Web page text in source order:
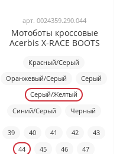
арт. 0024359.290.044
Мотоботы кроссовые
Acerbis X-RACE BOOTS
Красный/Серый
Оранжевый/Серый
Серый
Серый/Желтый
Синий/Серый
Черный
39 40 41 42
43
44
45 46 47